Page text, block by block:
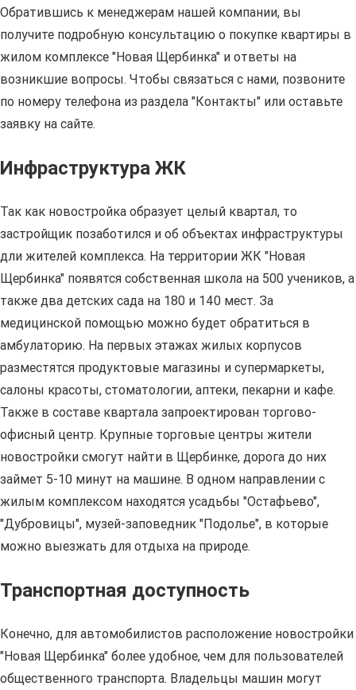
Обратившись к менеджерам нашей компании, вы
получите подробную консультацию о покупке квартиры в
жилом комплексе "Новая Щербинка" и ответы на
возникшие вопросы. Чтобы связаться с нами, позвоните
по номеру телефона из раздела "Контакты" или оставьте
заявку на сайте.
Инфраструктура ЖК
Так как новостройка образует целый квартал, то
застройщик позаботился и об объектах инфраструктуры
дли жителей комплекса. На территории ЖК "Новая
Щербинка" появятся собственная школа на 500 учеников, а
также два детских сада на 180 и 140 мест. За
медицинской помощью можно будет обратиться в
амбулаторию. На первых этажах жилых корпусов
разместятся продуктовые магазины и супермаркеты,
салоны красоты, стоматологии, аптеки, пекарни и кафе.
Также в составе квартала запроектирован торгово-
офисный центр. Крупные торговые центры жители
новостройки смогут найти в Щербинке, дорога до них
займет 5-10 минут на машине. В одном направлении с
жилым комплексом находятся усадьбы "Остафьево",
"Дубровицы", музей-заповедник "Подолье", в которые
можно выезжать для отдыха на природе.
Транспортная доступность
Конечно, для автомобилистов расположение новостройки
"Новая Щербинка" более удобное, чем для пользователей
общественного транспорта. Владельцы машин могут